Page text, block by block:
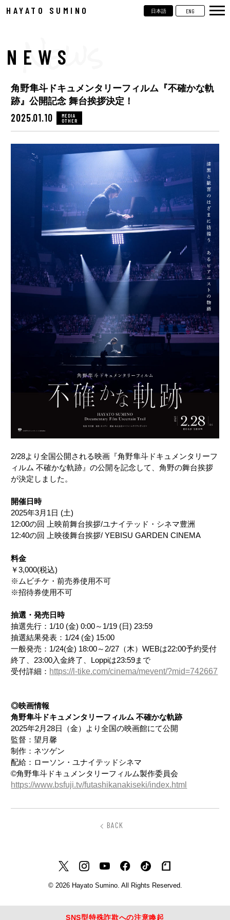
HAYATO SUMINO 日本語 ENG
VIDEOS
CONTACT
NEWS
角野隼斗ドキュメンタリーフィルム『不確かな軌
跡』公開記念 舞台挨拶決定！
2025.01.10
MEDIA
OTHER
2/28より全国公開される映画『角野隼斗ドキュメンタリーフ
ィルム 不確かな軌跡』の公開を記念して、角野の舞台挨拶
が決定しました。
開催日時
2025年3月1日 (土)
12:00の回 上映前舞台挨拶/ユナイテッド・シネマ豊洲
12:40の回 上映後舞台挨拶/ YEBISU GARDEN CINEMA
料金
￥3,000(税込)
※ムビチケ・前売券使用不可​
※招待券使用不可
抽選・発売日時
抽選先行：1/10 (金) 0:00～1/19 (日) 23:59
抽選結果発表：1/24 (金) 15:00
一般発売：1/24(金) 18:00～2/27（木）WEBは22:00予約受付
終了、23:00入金終了、Loppiは23:59まで
受付詳細： https://l-tike.com/cinema/mevent/?mid=742667
◎映画情報
角野隼斗ドキュメンタリーフィルム 不確かな軌跡
2025年2月28日（金）より全国の映画館にて公開
監督：望月馨
制作：ネツゲン
配給：ローソン・ユナイテッドシネマ
©角野隼斗ドキュメンタリーフィルム製作委員会
https://www.bsfuji.tv/futashikanakiseki/index.html
BACK
© 2026 Hayato Sumino. All Rights Reserved.
SNS型特殊詐欺への注意喚起